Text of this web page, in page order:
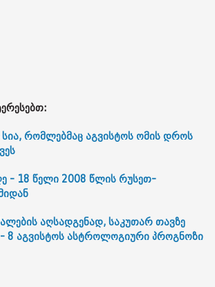
რომლებმაც აგვისტოს ომის დროს
- 18 წელი 2008 წლის რუსეთ-
აღსადგენად, საკუთარ თავზე
- 8 აგვისტოს ასტროლოგიური პროგნოზი